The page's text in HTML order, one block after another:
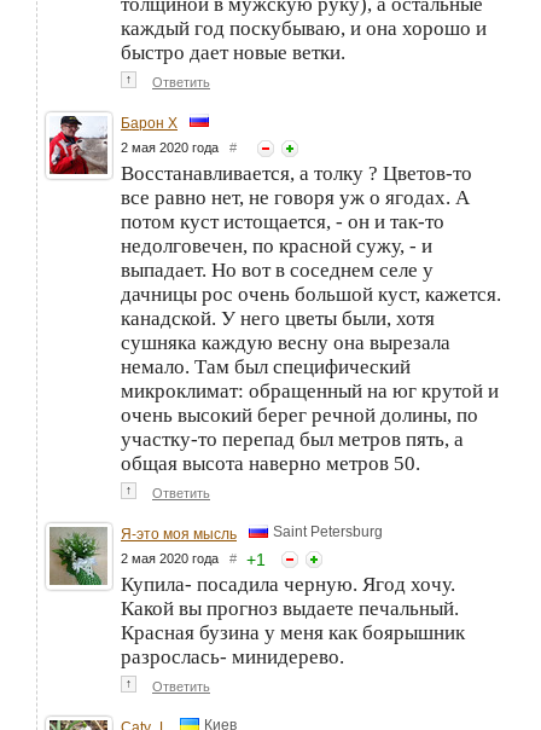
каждый год поскубываю, и она хорошо и
быстро дает новые ветки.
↑ Ответить
Барон Х
2 мая 2020 года #
Восстанавливается, а толку ? Цветов-то
все равно нет, не говоря уж о ягодах. А
потом куст истощается, - он и так-то
недолговечен, по красной сужу, - и
выпадает. Но вот в соседнем селе у
дачницы рос очень большой куст, кажется.
канадской. У него цветы были, хотя
сушняка каждую весну она вырезала
немало. Там был специфический
микроклимат: обращенный на юг крутой и
очень высокий берег речной долины, по
участку-то перепад был метров пять, а
общая высота наверно метров 50.
↑ Ответить
Я-это моя мысль Saint Petersburg
2 мая 2020 года # +1
Купила- посадила черную. Ягод хочу.
Какой вы прогноз выдаете печальный.
Красная бузина у меня как боярышник
разрослась- минидерево.
↑ Ответить
Киев